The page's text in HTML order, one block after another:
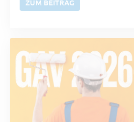
ZUM BEITRAG